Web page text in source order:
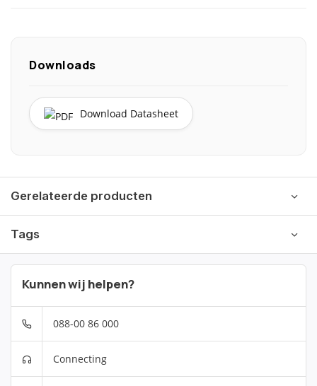
Downloads
Download Datasheet
Gerelateerde producten
Tags
Kunnen wij helpen?
088-00 86 000
Connecting